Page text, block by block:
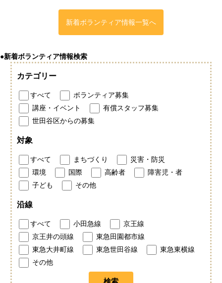
新着ボランティア情報一覧へ
●新着ボランティア情報検索
カテゴリー
すべて
ボランティア募集
講座・イベント
有償スタッフ募集
世田谷区からの募集
対象
すべて まちづくり
災害・防災
環境
国際 高齢者
障害児・者
子ども
その他
沿線
すべて 小田急線
京王線
京王井の頭線
東急田園都市線
東急大井町線
東急世田谷線
東急東横線
その他